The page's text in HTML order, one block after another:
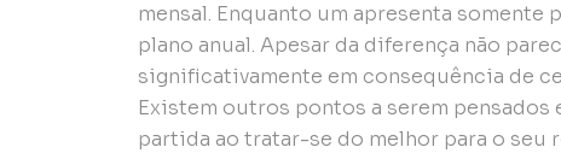
mensal. Enquanto um apresenta
plano anual. Apesar da diferença não
significativamente em consequência de
Existem outros pontos a serem pensados
partida ao tratar-se do melhor para o seu